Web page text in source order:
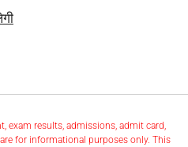
exam results, admissions, admit card,
for informational purposes only. This